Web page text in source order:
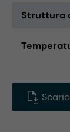
Struttura